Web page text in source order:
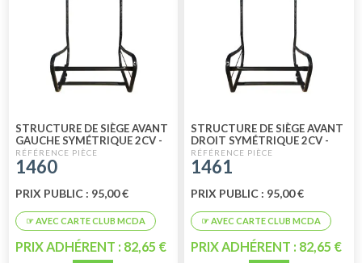
STRUCTURE DE SIÈGE AVANT
GAUCHE SYMÉTRIQUE 2CV -
DYANE - ACADIANE
(CHAUFFEUR)
1460
PRIX PUBLIC : 95,00 €
PRIX ADHÉRENT : 82,65 €
STRUCTURE DE SIÈGE AVANT
DROIT SYMÉTRIQUE 2CV -
DYANE - ACADIANE
(PASSAGER)
1461
PRIX PUBLIC : 95,00 €
PRIX ADHÉRENT : 82,65 €